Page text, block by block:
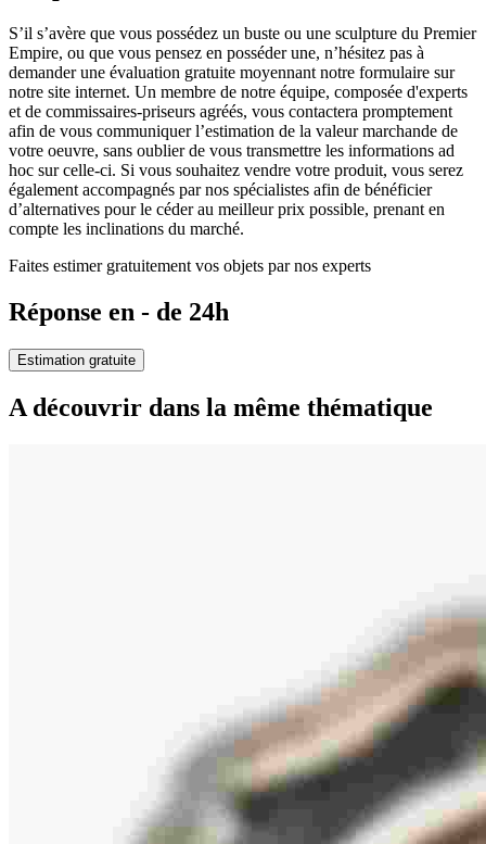
S’il s’avère que vous possédez un buste ou une sculpture du Premier
Empire, ou que vous pensez en posséder une, n’hésitez pas à
demander une évaluation gratuite moyennant notre formulaire sur
notre site internet. Un membre de notre équipe, composée d'experts
et de commissaires-priseurs agréés, vous contactera promptement
afin de vous communiquer l’estimation de la valeur marchande de
votre oeuvre, sans oublier de vous transmettre les informations ad
hoc sur celle-ci. Si vous souhaitez vendre votre produit, vous serez
également accompagnés par nos spécialistes afin de bénéficier
d’alternatives pour le céder au meilleur prix possible, prenant en
compte les inclinations du marché.
Faites estimer gratuitement vos objets par nos experts
Réponse en - de 24h
Estimation gratuite
A découvrir dans la même thématique